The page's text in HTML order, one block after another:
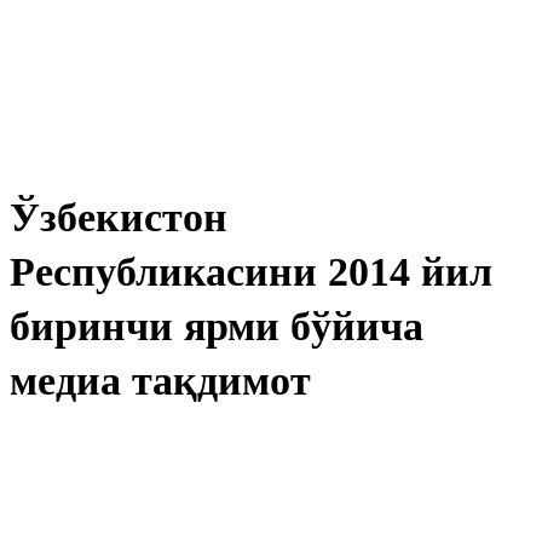
Ўзбекистон
Республикасини 2014 йил
биринчи ярми бўйича
медиа тақдимот